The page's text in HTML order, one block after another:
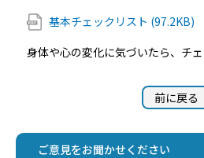
基本チェックリスト (97.2KB)
身体や心の変化に気づいたら、チェ
前に戻る
ご意見をお聞かせください